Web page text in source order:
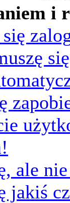
i
ale
jakiś